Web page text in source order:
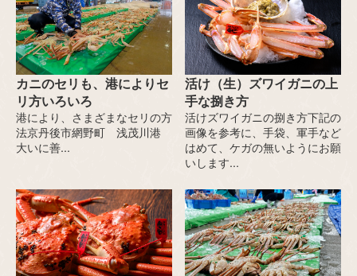
カニのセリも、港によりセ
リ方いろいろ
港により、さまざまなセリの方
法京丹後市網野町 浅茂川港
大いに善...
活け（生）ズワイガニの上
手な捌き方
活けズワイガニの捌き方下記の
画像を参考に、手袋、軍手など
はめて、ケガの無いようにお願
いします...